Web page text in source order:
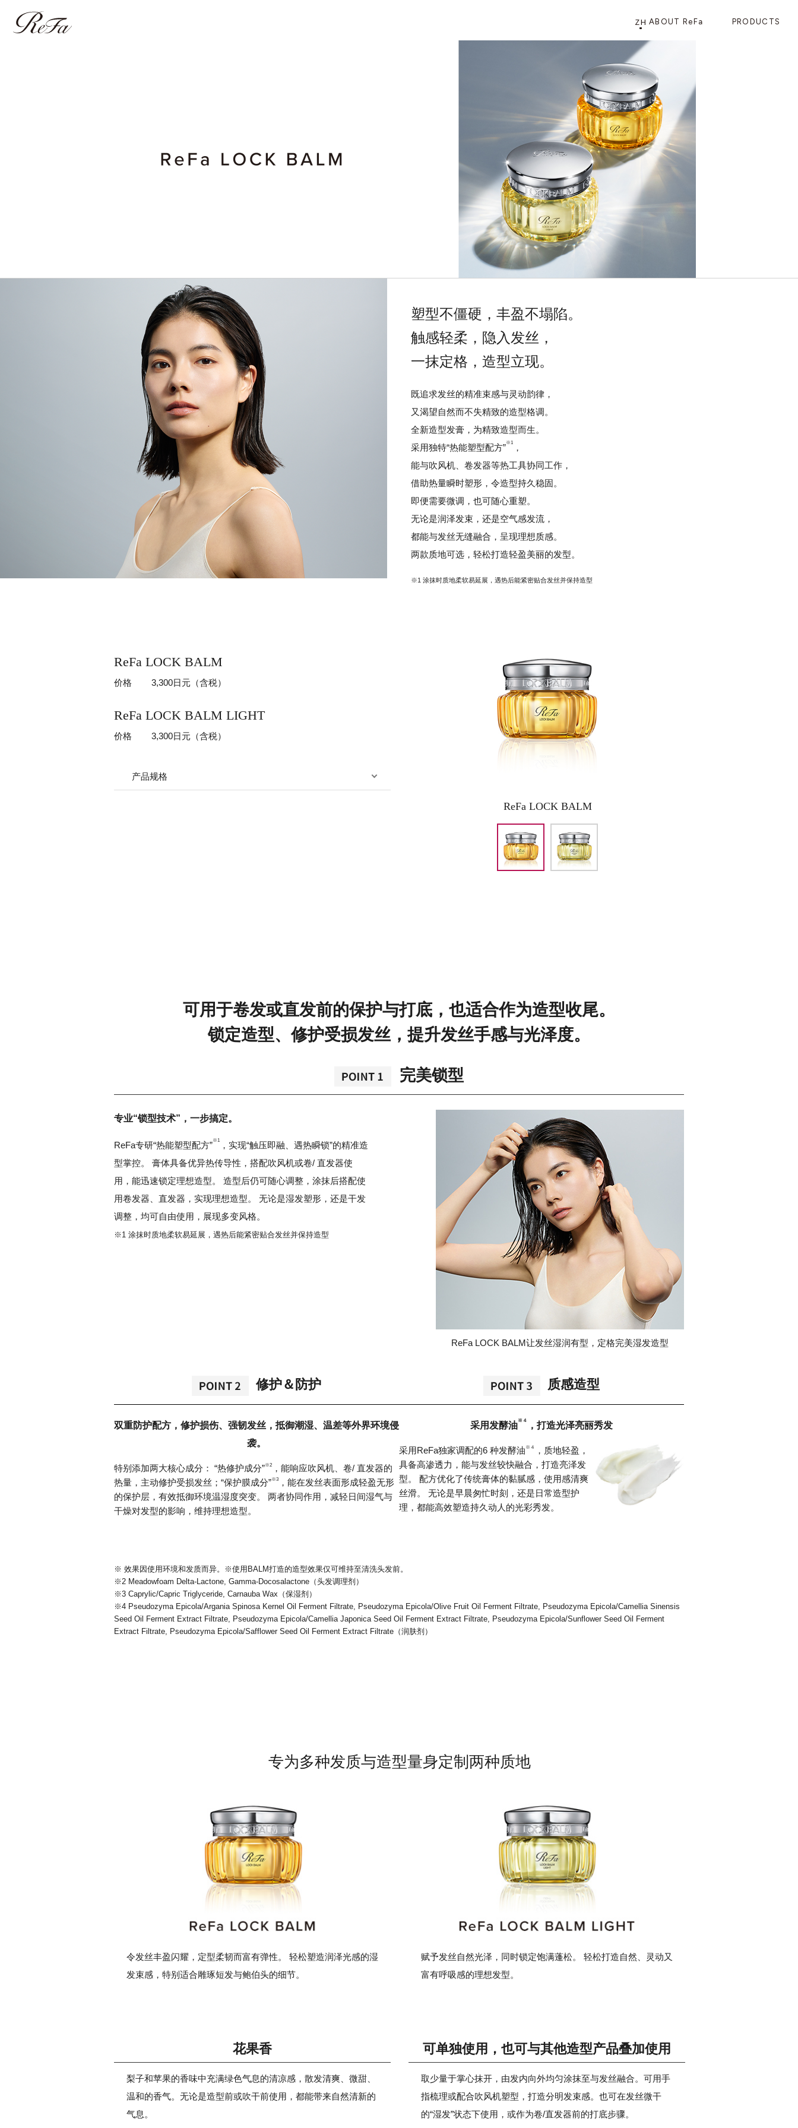
ZH ABOUT ReFa PRODUCTS
PRODUCTS
CATEGORY
STORE
ReFa GINZA旗舰店
塑型不僵硬，丰盈不塌陷。
触感轻柔，隐入发丝，
一抹定格，造型立现。
既追求发丝的精准束感与灵动韵律，
又渴望自然而不失精致的造型格调。
全新造型发膏，为精致造型而生。
采用独特“热能塑型配方”※1
，
能与吹风机、卷发器等热工具协同工作，
借助热量瞬时塑形，令造型持久稳固。
即便需要微调，也可随心重塑。
无论是润泽发束，还是空气感发流，
都能与发丝无缝融合，呈现理想质感。
两款质地可选，轻松打造轻盈美丽的发型。
※1 涂抹时质地柔软易延展，遇热后能紧密贴合发丝并保持造型
ReFa LOCK BALM
价格 3,300日元（含税）
ReFa LOCK BALM LIGHT
价格 3,300日元（含税）
ReFa LOCK BALM
产品规格
可用于卷发或直发前的保护与打底， 也适合作为造型收尾。
锁定造型、修护受损发丝，提升发丝手感与光泽度。
完美锁型
专业“锁型技术”，一步搞定。
ReFa专研“热能塑型配方”※1
，实现“触压即融、遇热瞬锁”的精准造
型掌控。 膏体具备优异热传导性，搭配吹风机或卷/ 直发器使
用，能迅速锁定理想造型。 造型后仍可随心调整，涂抹后搭配使
用卷发器、直发器，实现理想造型。 无论是湿发塑形，还是干发
调整，均可自由使用，展现多变风格。
※1 涂抹时质地柔软易延展，遇热后能紧密贴合发丝并保持造型
ReFa LOCK BALM让发丝湿润有型，定格完美湿发造型
修护＆防护
双重防护配方，修护损伤、强韧发丝， 抵御潮湿、温差等外界环境侵
袭。
特别添加两大核心成分： “热修护成分”※2
，能响应吹风机、卷/ 直发器的
热量，主动修护受损发丝；“保护膜成分”※3
，能在发丝表面形成轻盈无形
的保护层，有效抵御环境温湿度突变。 两者协同作用，减轻日间湿气与
干燥对发型的影响，维持理想造型。
质感造型
采用发酵油※４ ，打造光泽亮丽秀发
采用ReFa独家调配的6 种发酵油 ※４
，质地轻盈，
具备高渗透力，能与发丝较快融合，打造亮泽发
型。 配方优化了传统膏体的黏腻感，使用感清爽
丝滑。 无论是早晨匆忙时刻，还是日常造型护
理，都能高效塑造持久动人的光彩秀发。
※ 效果因使用环境和发质而异。※使用BALM打造的造型效果仅可维持至清洗头发前。
※2 Meadowfoam Delta-Lactone, Gamma-Docosalactone（头发调理剂）
※3 Caprylic/Capric Triglyceride, Carnauba Wax（保湿剂）
※4 Pseudozyma Epicola/Argania Spinosa Kernel Oil Ferment Filtrate, Pseudozyma Epicola/Olive Fruit Oil Ferment Filtrate, Pseudozyma Epicola/Camellia Sinensis
Seed Oil Ferment Extract Filtrate, Pseudozyma Epicola/Camellia Japonica Seed Oil Ferment Extract Filtrate, Pseudozyma Epicola/Sunflower Seed Oil Ferment
Extract Filtrate, Pseudozyma Epicola/Safflower Seed Oil Ferment Extract Filtrate（润肤剂）
专为多种发质与造型量身定制两种质地
令发丝丰盈闪耀，定型柔韧而富有弹性。 轻松塑造润泽光感的湿
发束感，特别适合雕琢短发与鲍伯头的细节。
赋予发丝自然光泽，同时锁定饱满蓬松。 轻松打造自然、灵动又
富有呼吸感的理想发型。
花果香
梨子和苹果的香味中充满绿色气息的清凉感，散发清爽、微甜、
温和的香气。无论是造型前或吹干前使用，都能带来自然清新的
气息。
可单独使用，也可与其他造型产品叠加使用
取少量于掌心抹开，由发内向外均匀涂抹至与发丝融合。可用手
指梳理或配合吹风机塑型，打造分明发束感。也可在发丝微干
的“湿发”状态下使用，或作为卷/直发器前的打底步骤。